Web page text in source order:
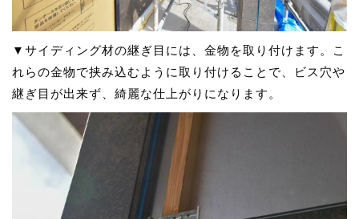
▼サイディング材の継ぎ目には、金物を取り付けます。こ
れらの金物で挟み込むように取り付けることで、ビス穴や
継ぎ目が出来ず、綺麗な仕上がりになります。